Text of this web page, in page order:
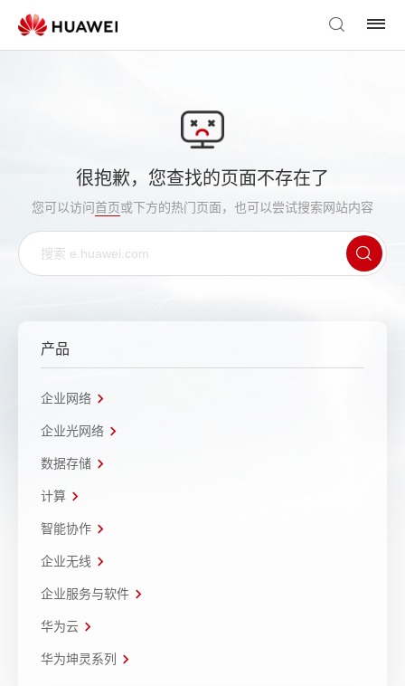
很抱歉，您查找的页面不存在了
您可以访问首页或下方的热门页面，也可以尝试搜索网站内容
产品
企业网络
企业光网络
数据存储
计算
智能协作
企业无线
企业服务与软件
华为云
华为坤灵系列